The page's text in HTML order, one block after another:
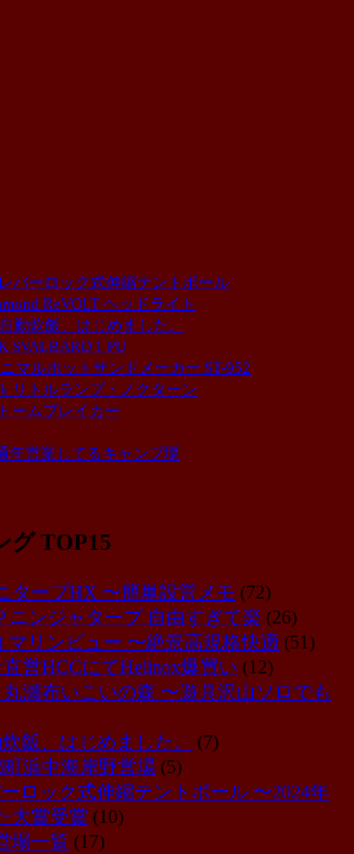
バーロック式伸縮テントポール
ReVOLT ヘッドライト
動炊飯、はじめました。
SVALBARD 1 PU
マルホットサンドメーカー ST-952
リトルランプ・ノクターン
ームブレイカー
年営業してるキャンプ場
グ TOP15
タープHX 〜簡単設営メモ (72)
ニンジャタープ 自由すぎて楽 (26)
マリンビュー 〜絶景高規格快適 (51)
直営HCCにてHelinox爆買い (12)
丸瀬布いこいの森 〜遊具沢山ソロでも
飯、はじめました。
(7)
町浜中海岸野営場 (5)
ロック式伸縮テントポール 〜2024年
大賞受賞 (10)
場一覧 (17)